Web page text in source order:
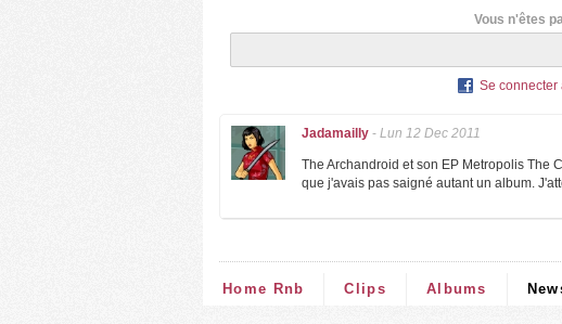
Vous n'êtes
Se connecter
Jadamailly - Lun 12 Dec 2011
The Archandroid et son EP Metropolis The
que j'avais pas saigné autant un album.
Home Rnb Clips Albums